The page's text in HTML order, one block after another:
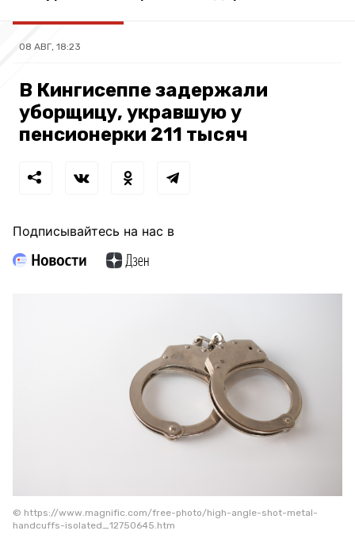
08 АВГ, 18:23
В Кингисеппе задержали
уборщицу, укравшую у
пенсионерки 211 тысяч
Подписывайтесь на нас в
© https://www.magnific.com/free-photo/high-angle-shot-metal-
handcuffs-isolated_12750645.htm